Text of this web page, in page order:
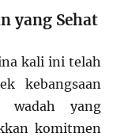
yang Sehat
kali ini telah
kebangsaan
wadah yang
komitmen